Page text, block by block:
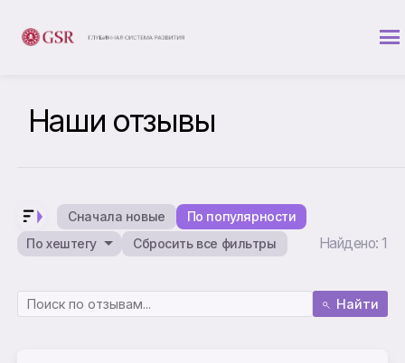
Наши отзывы
Сначала новые
По популярности
По хештегу
Сбросить все фильтры Найдено: 1
Найти